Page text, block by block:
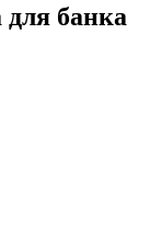
для банка